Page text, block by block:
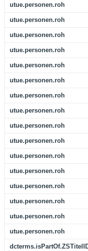
utue.personen.roh
utue.personen.roh
utue.personen.roh
utue.personen.roh
utue.personen.roh
utue.personen.roh
utue.personen.roh
utue.personen.roh
utue.personen.roh
utue.personen.roh
utue.personen.roh
utue.personen.roh
utue.personen.roh
utue.personen.roh
utue.personen.roh
utue.personen.roh